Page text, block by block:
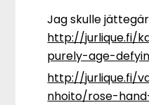
Jag skulle
http://jurlique.fi/
purely-age-
http://jurlique.fi/
nhoito/rose-